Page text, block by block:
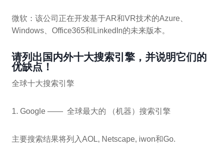
微软：该公司正在开发基于AR和VR技术的Azure、
Windows、Office365和LinkedIn的未来版本。
请列出国内外十大搜索引擎，并说明它们的
优缺点！
全球十大搜索引擎
1. Google —— 全球最大的 （机器）搜索引擎
主要搜索结果将列入AOL, Netscape, iwon和Go.